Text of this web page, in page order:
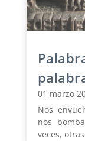
01 marzo
Nos
nos
veces,